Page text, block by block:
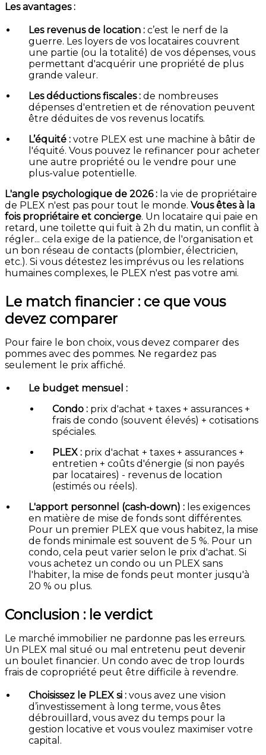
Les avantages :
Les revenus de location : c’est le nerf de la
guerre. Les loyers de vos locataires couvrent
une partie (ou la totalité) de vos dépenses, vous
permettant d'acquérir une propriété de plus
grande valeur.
Les déductions fiscales : de nombreuses
dépenses d'entretien et de rénovation peuvent
être déduites de vos revenus locatifs.
L’équité : votre PLEX est une machine à bâtir de
l'équité. Vous pouvez le refinancer pour acheter
une autre propriété ou le vendre pour une
plus-value potentielle.
L'angle psychologique de 2026 : la vie de propriétaire
de PLEX n'est pas pour tout le monde. Vous êtes à la
fois propriétaire et concierge. Un locataire qui paie en
retard, une toilette qui fuit à 2h du matin, un conflit à
régler... cela exige de la patience, de l'organisation et
un bon réseau de contacts (plombier, électricien,
etc.). Si vous détestez les imprévus ou les relations
humaines complexes, le PLEX n'est pas votre ami.
Le match financier : ce que vous
devez comparer
Pour faire le bon choix, vous devez comparer des
pommes avec des pommes. Ne regardez pas
seulement le prix affiché.
Le budget mensuel :
Condo : prix d'achat + taxes + assurances +
frais de condo (souvent élevés) + cotisations
spéciales.
PLEX : prix d'achat + taxes + assurances +
entretien + coûts d'énergie (si non payés
par locataires) - revenus de location
(estimés ou réels).
L'apport personnel (cash-down) : les exigences
en matière de mise de fonds sont différentes.
Pour un premier PLEX que vous habitez, la mise
de fonds minimale est souvent de 5 %. Pour un
condo, cela peut varier selon le prix d'achat. Si
vous achetez un condo ou un PLEX sans
l'habiter, la mise de fonds peut monter jusqu'à
20 % ou plus.
Conclusion : le verdict
Le marché immobilier ne pardonne pas les erreurs.
Un PLEX mal situé ou mal entretenu peut devenir
un boulet financier. Un condo avec de trop lourds
frais de copropriété peut être difficile à revendre.
Choisissez le PLEX si : vous avez une vision
d’investissement à long terme, vous êtes
débrouillard, vous avez du temps pour la
gestion locative et vous voulez maximiser votre
capital.